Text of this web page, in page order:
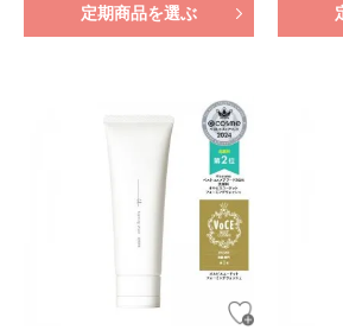
定期商品を選ぶ